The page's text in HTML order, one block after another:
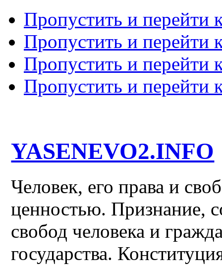
Пропустить и перейти
Пропустить и перейти
Пропустить и перейти
Пропустить и перейти
YASENEVO2.INFO
Человек, его права и
ценностью. Признание,
свобод человека и
государства.